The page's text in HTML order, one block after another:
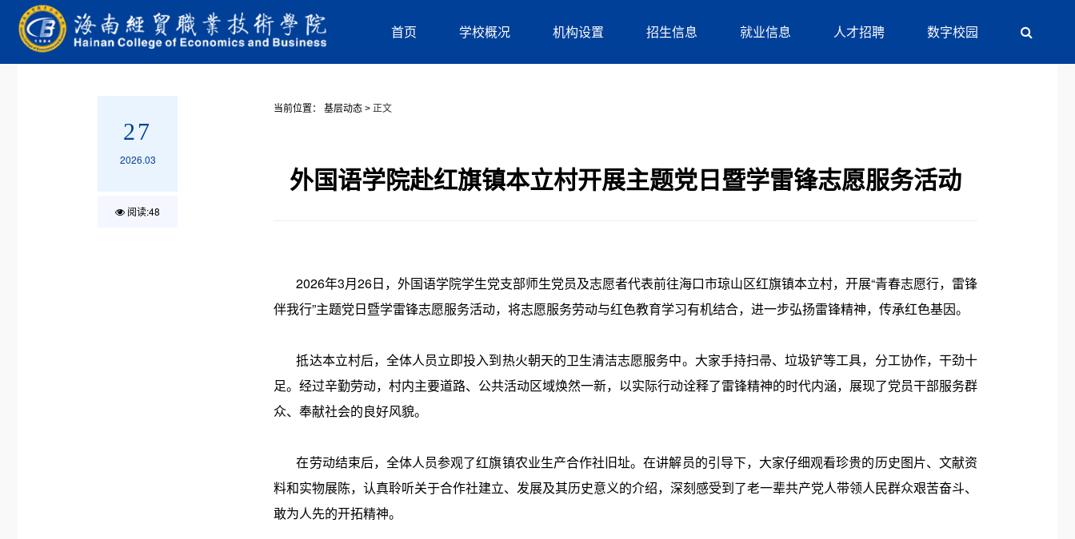
首页 学校概况 机构设置 招生信息 就业信息 人才招聘 数字校园
27
2026.03
阅读:48
当前位置： 基层动态 > 正文
外国语学院赴红旗镇本立村开展主题党日暨学雷锋志愿服务活动
2026年3月26日，外国语学院学生党支部师生党员及志愿者代表前往海口市琼山区红旗镇本立村，开展“青春志愿行，雷锋
伴我行”主题党日暨学雷锋志愿服务活动，将志愿服务劳动与红色教育学习有机结合，进一步弘扬雷锋精神，传承红色基因。
抵达本立村后，全体人员立即投入到热火朝天的卫生清洁志愿服务中。大家手持扫帚、垃圾铲等工具，分工协作，干劲十
足。经过辛勤劳动，村内主要道路、公共活动区域焕然一新，以实际行动诠释了雷锋精神的时代内涵，展现了党员干部服务群
众、奉献社会的良好风貌。
在劳动结束后，全体人员参观了红旗镇农业生产合作社旧址。在讲解员的引导下，大家仔细观看珍贵的历史图片、文献资
料和实物展陈，认真聆听关于合作社建立、发展及其历史意义的介绍，深刻感受到了老一辈共产党人带领人民群众艰苦奋斗、
敢为人先的开拓精神。